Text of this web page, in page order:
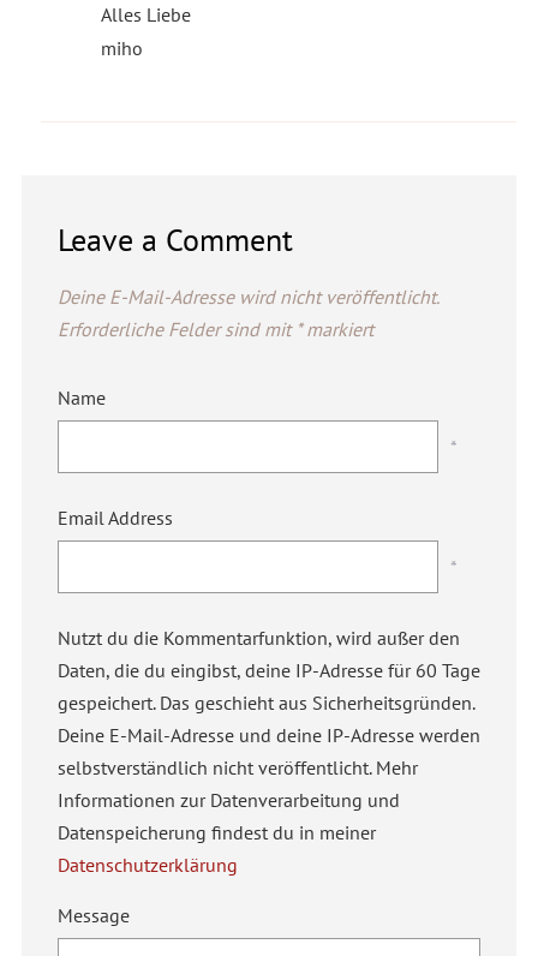
Alles Liebe
miho
Leave a Comment
Deine E-Mail-Adresse wird nicht veröffentlicht.
Erforderliche Felder sind mit *markiert
Name
*
Email Address
*
Nutzt du die Kommentarfunktion, wird außer den
Daten, die du eingibst, deine IP-Adresse für 60 Tage
gespeichert. Das geschieht aus Sicherheitsgründen.
Deine E-Mail-Adresse und deine IP-Adresse werden
selbstverständlich nicht veröffentlicht. Mehr
Informationen zur Datenverarbeitung und
Datenspeicherung findest du in meiner
Datenschutzerklärung
Message